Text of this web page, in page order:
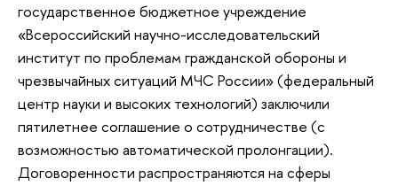
государственное бюджетное учреждение
«Всероссийский научно-исследовательский
институт по проблемам гражданской обороны и
чрезвычайных ситуаций МЧС России» (федеральный
центр науки и высоких технологий) заключили
пятилетнее соглашение о сотрудничестве (c
возможностью автоматической пролонгации).
Договоренности распространяются на сферы